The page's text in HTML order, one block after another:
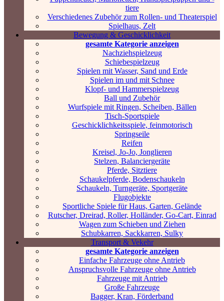
tiere
Verschiedenes Zubehör zum Rollen- und Theaterspiel
Spielhaus, Zelt
Bewegung & Geschicklichkeit
gesamte Kategorie anzeigen
Nachziehspielzeug
Schiebespielzeug
Spielen mit Wasser, Sand und Erde
Spielen im und mit Schnee
Klopf- und Hammerspielzeug
Ball und Zubehör
Wurfspiele mit Ringen, Scheiben, Bällen
Tisch-Sportspiele
Geschicklichkeitsspiele, feinmotorisch
Springseile
Reifen
Kreisel, Jo-Jo, Jonglieren
Stelzen, Balanciergeräte
Pferde, Sitztiere
Schaukelpferde, Bodenschaukeln
Schaukeln, Turngeräte, Sportgeräte
Flugobjekte
Sportliche Spiele für Haus, Garten, Gelände
Rutscher, Dreirad, Roller, Holländer, Go-Cart, Einrad
Wagen zum Schieben und Ziehen
Schubkarren, Sackkarren, Sulky
Transport & Vekehr
gesamte Kategorie anzeigen
Einfache Fahrzeuge ohne Antrieb
Anspruchsvolle Fahrzeuge ohne Antrieb
Fahrzeuge mit Antrieb
Große Fahrzeuge
Bagger, Kran, Förderband